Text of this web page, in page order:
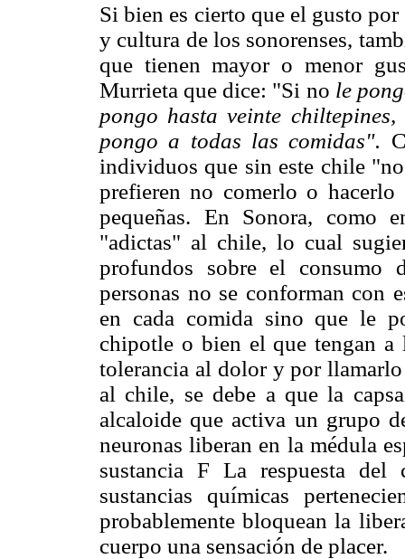
Si bien es cierto que el gusto
y cultura de los sonorenses,
que tienen mayor o menor
Murrieta que dice: "Si no le
pongo hasta veinte
pongo a todas las comidas".
individuos que sin este chile
prefieren no comerlo o
pequeñas. En Sonora, como
"adictas" al chile, lo cual
profundos sobre el consumo
personas no se conforman con
en cada comida sino que le
chipotle o bien el que tengan
tolerancia al dolor y por
al chile, se debe a que la
alcaloide que activa un grupo
neuronas liberan en la médula
sustancia F La respuesta del
sustancias químicas
probablemente bloquean la
cuerpo una sensación de placer.